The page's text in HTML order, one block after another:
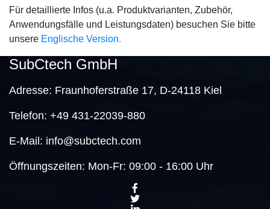
Für detaillierte Infos (u.a. Produktvarianten, Zubehör,
Anwendungsfälle und Leistungsdaten) besuchen Sie bitte
unsere Englische Version.
SubCtech GmbH
Adresse: Fraunhoferstraße 17, D-24118 Kiel
Telefon: +49 431-22039-880
E-Mail: info@subctech.com
Öffnungszeiten: Mon-Fr: 09:00 - 16:00 Uhr